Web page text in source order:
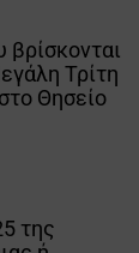
Τρίτη
Θησείο
της